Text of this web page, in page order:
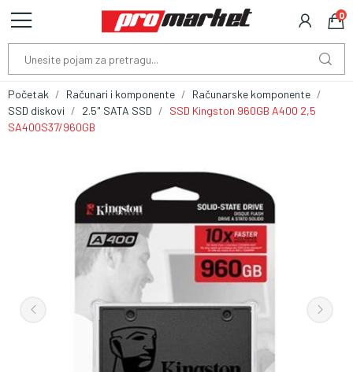
0
Početak Računari i komponente
Računarske komponente
SSD diskovi
2.5" SATA SSD
SSD Kingston 960GB A400 2,5
SA400S37/960GB